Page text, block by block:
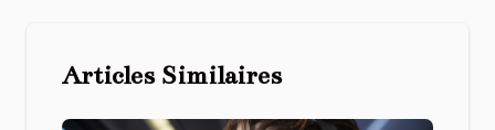
Articles Similaires